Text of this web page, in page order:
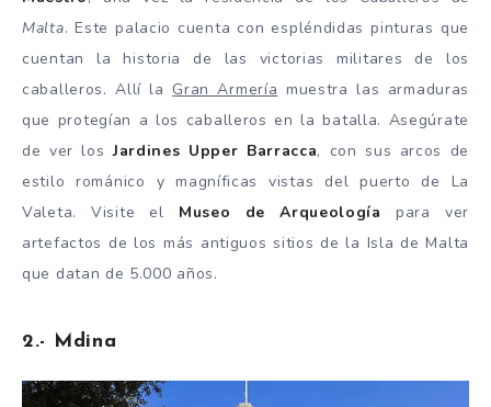
Malta. Este palacio cuenta con espléndidas pinturas que
cuentan la historia de las victorias militares de los
caballeros. Allí la Gran Armería muestra las armaduras
que protegían a los caballeros en la batalla. Asegúrate
de ver losJardines Upper Barracca, con sus arcos de
estilo románico y magníficas vistas del puerto de La
Valeta. Visite el Museo de Arqueología para ver
artefactos de los más antiguos sitios de la Isla de Malta
que datan de 5.000 años.
2.- Mdina